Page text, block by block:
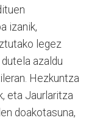
izanik,
legez
azaldu
Hezkuntza
eta Jaurlaritza
doakotasuna,